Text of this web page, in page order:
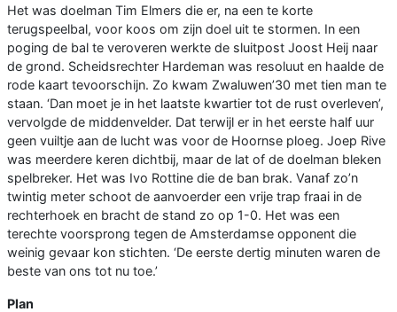
Het was doelman Tim Elmers die er, na een te korte
terugspeelbal, voor koos om zijn doel uit te stormen. In een
poging de bal te veroveren werkte de sluitpost Joost Heij naar
de grond. Scheidsrechter Hardeman was resoluut en haalde de
rode kaart tevoorschijn. Zo kwam Zwaluwen’30 met tien man te
staan. ‘Dan moet je in het laatste kwartier tot de rust overleven’,
vervolgde de middenvelder. Dat terwijl er in het eerste half uur
geen vuiltje aan de lucht was voor de Hoornse ploeg. Joep Rive
was meerdere keren dichtbij, maar de lat of de doelman bleken
spelbreker. Het was Ivo Rottine die de ban brak. Vanaf zo’n
twintig meter schoot de aanvoerder een vrije trap fraai in de
rechterhoek en bracht de stand zo op 1-0. Het was een
terechte voorsprong tegen de Amsterdamse opponent die
weinig gevaar kon stichten. ‘De eerste dertig minuten waren de
beste van ons tot nu toe.’
Plan